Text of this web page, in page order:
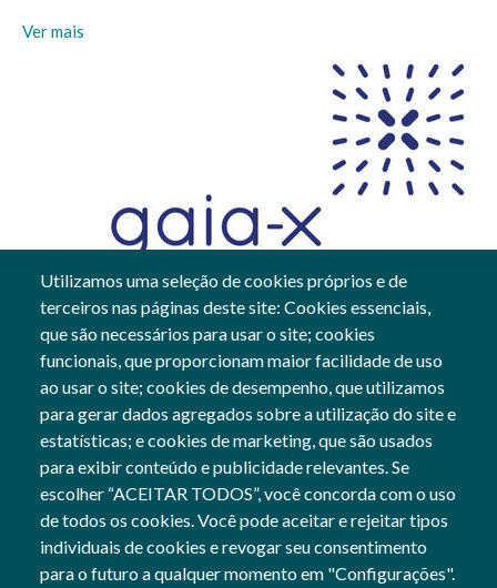
Ver mais
28 Jun, 2023
Gerais
Siga-nos
Utilizamos uma seleção de cookies próprios e de
terceiros nas páginas deste site: Cookies essenciais,
que são necessários para usar o site; cookies
funcionais, que proporcionam maior facilidade de uso
ao usar o site; cookies de desempenho, que utilizamos
para gerar dados agregados sobre a utilização do site e
estatísticas; e cookies de marketing, que são usados
para exibir conteúdo e publicidade relevantes. Se
escolher “ACEITAR TODOS”, você concorda com o uso
de todos os cookies. Você pode aceitar e rejeitar tipos
individuais de cookies e revogar seu consentimento
para o futuro a qualquer momento em "Configurações".
Social Networks
Cofinanciado por: